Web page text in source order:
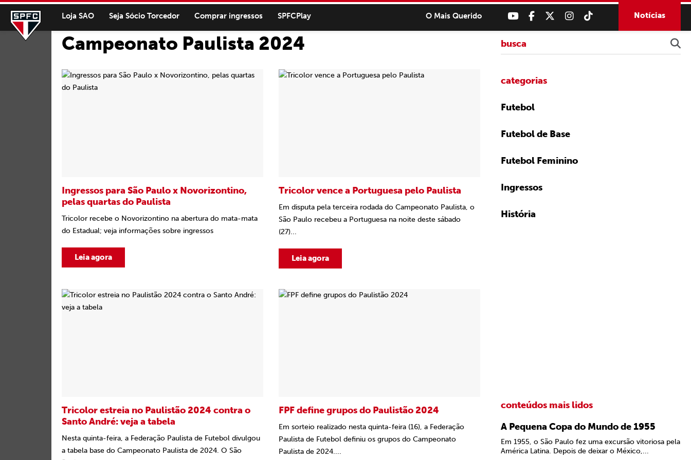
Loja SAO Seja Sócio Torcedor Comprar ingressos SPFCPlay O Mais Querido Notícias
Campeonato Paulista 2024
Ingressos para São Paulo x Novorizontino,
pelas quartas do Paulista
Tricolor recebe o Novorizontino na abertura do mata-mata
do Estadual; veja informações sobre ingressos
Leia agora
Tricolor vence a Portuguesa pelo Paulista
Em disputa pela terceira rodada do Campeonato Paulista, o
São Paulo recebeu a Portuguesa na noite deste sábado
(27)...
Leia agora
Tricolor estreia no Paulistão 2024 contra o
Santo André: veja a tabela
Nesta quinta-feira, a Federação Paulista de Futebol divulgou
a tabela base do Campeonato Paulista de 2024. O São
FPF define grupos do Paulistão 2024
Em sorteio realizado nesta quinta-feira (16), a Federação
Paulista de Futebol definiu os grupos do Campeonato
Paulista de 2024....
categorias
Futebol
Futebol de Base
Futebol Feminino
Ingressos
História
conteúdos mais lidos
A Pequena Copa do Mundo de 1955
Em 1955, o São Paulo fez uma excursão vitoriosa pela
América Latina. Depois de deixar o México,...